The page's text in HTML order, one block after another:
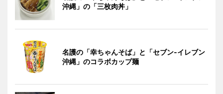
沖縄」の「三枚肉丼」
名護の「幸ちゃんそば」と「セブン‐イレブン
沖縄」のコラボカップ麺